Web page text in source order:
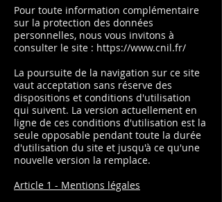
Pour toute information complémentaire
sur la protection des données
personnelles, nous vous invitons à
consulter le site : https://www.cnil.fr/
La poursuite de la navigation sur ce site
vaut acceptation sans réserve des
dispositions et conditions d'utilisation
qui suivent. La version actuellement en
ligne de ces conditions d'utilisation est la
seule opposable pendant toute la durée
d'utilisation du site et jusqu'à ce qu'une
nouvelle version la remplace.
Article 1 - Mentions légales